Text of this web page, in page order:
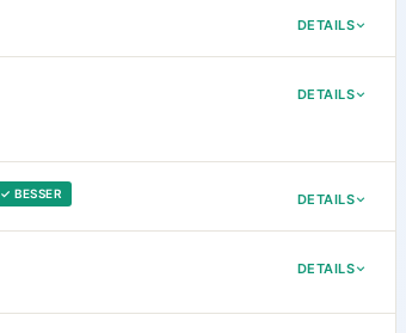
DETAILS
DETAILS
DETAILS
✓ BESSER
DETAILS